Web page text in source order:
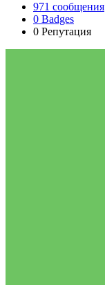
971 сообщения
0 Badges
0 Репутация